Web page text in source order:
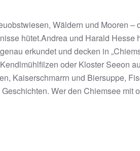
Wäldern und Mooren
hütet.Andrea und Harald
erkundet und decken in
oder Kloster Seeon
Kaiserschmarrn und Biersuppe,
Wer den Chiemsee mit